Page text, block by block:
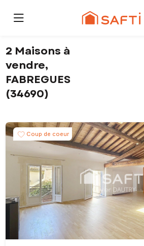
2 Maisons à
vendre,
FABREGUES
(34690)
Coup de coeur